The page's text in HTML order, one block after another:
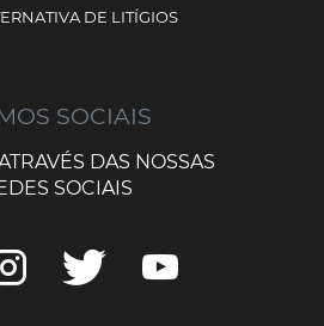
DE LITÍGIOS
SOCIAIS
DAS NOSSAS
SOCIAIS